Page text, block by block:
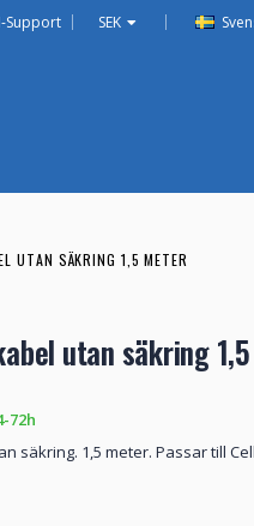
Support SEK |
UTAN SÄKRING 1,5 METER
utan säkring
72h
säkring. 1,5 meter. Passar till